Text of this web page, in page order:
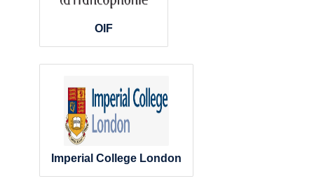
OIF
Imperial College London